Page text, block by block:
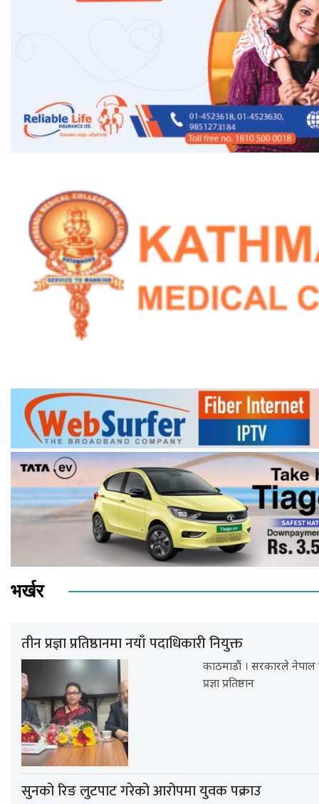
भर्खर
तीन प्रज्ञा प्रतिष्ठानमा नयाँ पदाधिकारी नियुक्त
काठमाडौं । सरकारले नेपाल
प्रज्ञा प्रतिष्ठान
सुनको रिङ लुटपाट गरेको आरोपमा युवक पक्राउ